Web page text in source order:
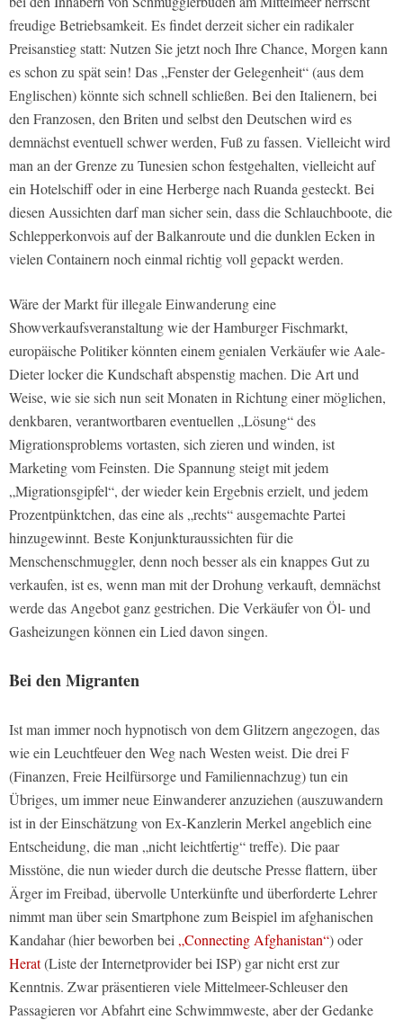
freudige Betriebsamkeit. Es findet derzeit sicher ein radikaler
Preisanstieg statt: Nutzen Sie jetzt noch Ihre Chance, Morgen kann
es schon zu spät sein! Das „Fenster der Gelegenheit“ (aus dem
Englischen) könnte sich schnell schließen. Bei den Italienern, bei
den Franzosen, den Briten und selbst den Deutschen wird es
demnächst eventuell schwer werden, Fuß zu fassen. Vielleicht wird
man an der Grenze zu Tunesien schon festgehalten, vielleicht auf
ein Hotelschiff oder in eine Herberge nach Ruanda gesteckt. Bei
diesen Aussichten darf man sicher sein, dass die Schlauchboote, die
Schlepperkonvois auf der Balkanroute und die dunklen Ecken in
vielen Containern noch einmal richtig voll gepackt werden.
Wäre der Markt für illegale Einwanderung eine
Showverkaufsveranstaltung wie der Hamburger Fischmarkt,
europäische Politiker könnten einem genialen Verkäufer wie Aale-
Dieter locker die Kundschaft abspenstig machen. Die Art und
Weise, wie sie sich nun seit Monaten in Richtung einer möglichen,
denkbaren, verantwortbaren eventuellen „Lösung“ des
Migrationsproblems vortasten, sich zieren und winden, ist
Marketing vom Feinsten. Die Spannung steigt mit jedem
„Migrationsgipfel“, der wieder kein Ergebnis erzielt, und jedem
Prozentpünktchen, das eine als „rechts“ ausgemachte Partei
hinzugewinnt. Beste Konjunkturaussichten für die
Menschenschmuggler, denn noch besser als ein knappes Gut zu
verkaufen, ist es, wenn man mit der Drohung verkauft, demnächst
werde das Angebot ganz gestrichen. Die Verkäufer von Öl- und
Gasheizungen können ein Lied davon singen.
Bei den Migranten
Ist man immer noch hypnotisch von dem Glitzern angezogen, das
wie ein Leuchtfeuer den Weg nach Westen weist. Die drei F
(Finanzen, Freie Heilfürsorge und Familiennachzug) tun ein
Übriges, um immer neue Einwanderer anzuziehen (auszuwandern
ist in der Einschätzung von Ex-Kanzlerin Merkel angeblich eine
Entscheidung, die man „nicht leichtfertig“ treffe). Die paar
Misstöne, die nun wieder durch die deutsche Presse flattern, über
Ärger im Freibad, übervolle Unterkünfte und überforderte Lehrer
nimmt man über sein Smartphone zum Beispiel im afghanischen
Kandahar (hier beworben bei „Connecting Afghanistan“) oder
Herat(Liste der Internetprovider bei ISP) gar nicht erst zur
Kenntnis. Zwar präsentieren viele Mittelmeer-Schleuser den
Passagieren vor Abfahrt eine Schwimmweste, aber der Gedanke